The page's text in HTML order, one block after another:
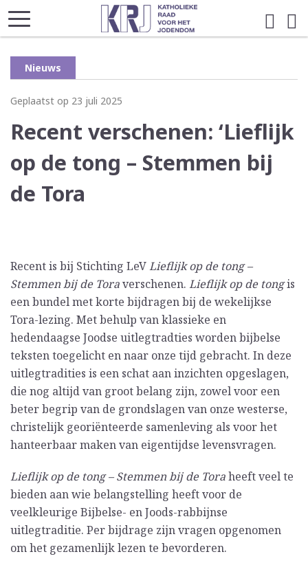
Nieuws
Geplaatst op 23 juli 2025
Recent verschenen: ‘Lieflijk
op de tong – Stemmen bij
de Tora
Recent is bij Stichting LeVLieflijk op de tong –
Stemmen bij de Toraverschenen. Lieflijk op de tongis
een bundel met korte bijdragen bij de wekelijkse
Tora-lezing. Met behulp van klassieke en
hedendaagse Joodse uitlegtradties worden bijbelse
teksten toegelicht en naar onze tijd gebracht. In deze
uitlegtradities is een schat aan inzichten opgeslagen,
die nog altijd van groot belang zijn, zowel voor een
beter begrip van de grondslagen van onze westerse,
christelijk georiënteerde samenleving als voor het
hanteerbaar maken van eigentijdse levensvragen.
Lieflijk op de tong – Stemmen bij de Toraheeft veel te
bieden aan wie belangstelling heeft voor de
veelkleurige Bijbelse- en Joods-rabbijnse
uitlegtraditie. Per bijdrage zijn vragen opgenomen
om het gezamenlijk lezen te bevorderen.